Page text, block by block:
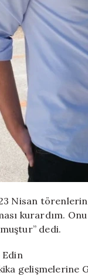
Nisan
kurardım.
dedi.
Edin
gelişmelerine